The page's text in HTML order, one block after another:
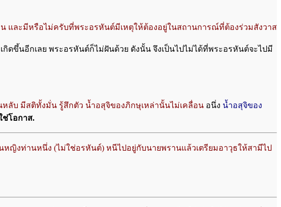
และมีหรือไม่ครับที่พระอรหันต์มีเหตุให้ต้องอยู่ในสถานการณ์ที่ต้องร่วมสังวาส
ดขึ้นอีกเลย พระอรหันต์ก็ไม่ฝันด้วย ดังนั้น จึงเป็นไปไม่ได้ที่พระอรหันต์จะไปมี
ลับ มีสติทั้งมั่น รู้สึกตัว น้ำอสุจิของภิกษุเหล่านั้นไม่เคลื่อน อนึ่ง น้ำอสุจิของ
ช่โอกาส.
ญิงท่านหนึ่ง (ไม่ใช่อรหันต์) หนีไปอยู่กับนายพรานแล้วเตรียมอาวุธให้สามีไป